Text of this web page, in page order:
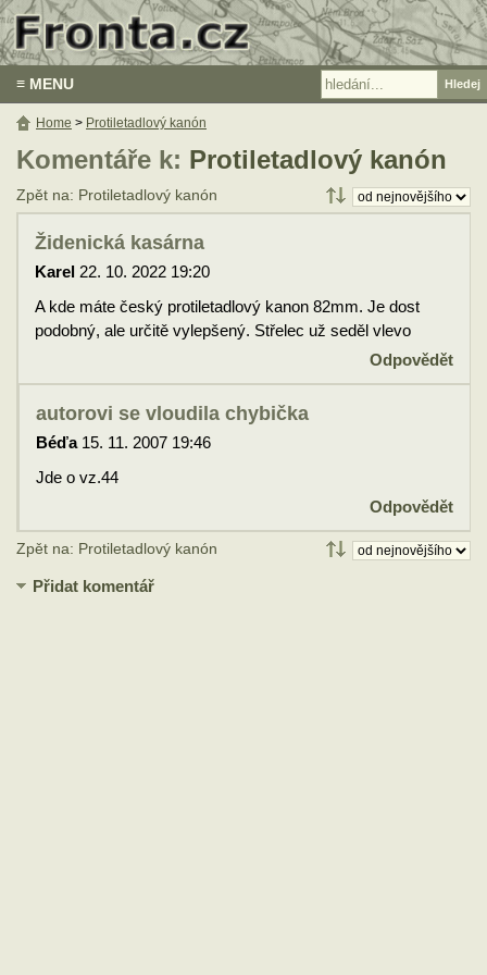
≡ MENU
Komentáře k: Protiletadlový kanón
Zpět na: Protiletadlový kanón
Židenická kasárna
Karel 22. 10. 2022 19:20
A kde máte český protiletadlový kanon 82mm. Je dost
podobný, ale určitě vylepšený. Střelec už seděl vlevo
Odpovědět
autorovi se vloudila chybička
Béďa15. 11. 2007 19:46
Jde o vz.44
Odpovědět
Zpět na: Protiletadlový kanón
Přidat komentář
Home > Protiletadlový kanón